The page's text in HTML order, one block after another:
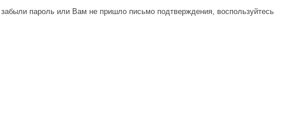
пароль или Вам не пришло письмо подтверждения, воспользуйтесь